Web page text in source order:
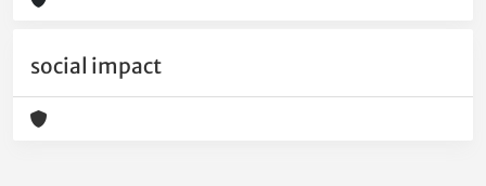
social impact